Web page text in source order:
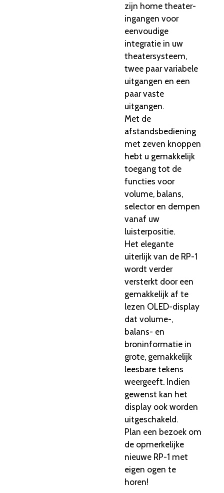
zijn home theater-
ingangen voor
eenvoudige
integratie in uw
theatersysteem,
twee paar variabele
uitgangen en een
paar vaste
uitgangen.
Met de
afstandsbediening
met zeven knoppen
hebt u gemakkelijk
toegang tot de
functies voor
volume, balans,
selector en dempen
vanaf uw
luisterpositie.
Het elegante
uiterlijk van de RP-1
wordt verder
versterkt door een
gemakkelijk af te
lezen OLED-display
dat volume-,
balans- en
broninformatie in
grote, gemakkelijk
leesbare tekens
weergeeft. Indien
gewenst kan het
display ook worden
uitgeschakeld.
Plan een bezoek om
de opmerkelijke
nieuwe RP-1 met
eigen ogen te
horen!